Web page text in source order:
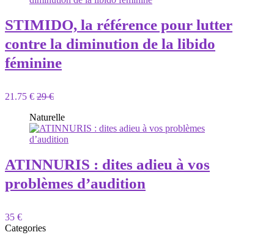
STIMIDO, la référence pour lutter
contre la diminution de la libido
féminine
21.75 € 29 €
Naturelle
ATINNURIS : dites adieu à vos
problèmes d’audition
35 €
Categories